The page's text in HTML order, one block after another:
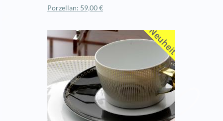
Porzellan: 59,00 €